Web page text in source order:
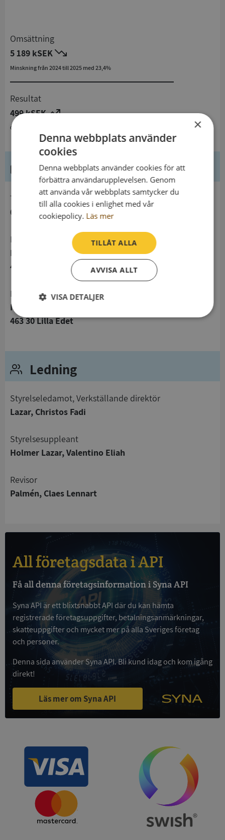
Omsättning
5 189 kSEK
Minskning från 2024 till 2025 med 23,4%
Resultat
499 kSEK
Ökning från 2024 till 2025 med 253,9%
Kontaktuppgifter
0736263670
Norra Ledningsgatan 9
463 30 Lilla Edet
Besöksadress
Norra Ledningsgatan 9
463 30 Lilla Edet
Ledning
Styrelseledamot, Verkställande direktör
Lazar, Christos Fadi
Styrelsesuppleant
Holmer Lazar, Valentino Eliah
Revisor
Palmén, Claes Lennart
All företagsdata i API
Få all denna företagsinformation i Syna API
Syna API är ett blixtsnabbt API där du kan hämta
registrerade företagsuppgifter, betalningsanmärkningar,
skatteuppgifter och mycket mer på alla Sveriges företag
och personer.
Denna sida använder Syna API. Bli kund idag och kom igång
direkt!
Läs mer om Syna API
×
Denna webbplats använder
cookies
Denna webbplats använder cookies för att
förbättra användarupplevelsen. Genom
att använda vår webbplats samtycker du
till alla cookies i enlighet med vår
cookiepolicy. Läs mer
TILLÅT ALLA
AVVISA ALLT
VISA DETALJER
Strikt
nödvändigt
Prestanda Inriktning
Funktioner
Strikt nödvändigt
Funktioner
Oklassificerade
användas ordentligt utan strikt nödvändiga cookies.
__RequestVerificationToken
de.syna.se
VISITOR_PRIVACY_METADATA
YouTube
5 månader
ASP.NET_SessionId
Microsoft
Corporation
de.syna.se
Privacy Policy